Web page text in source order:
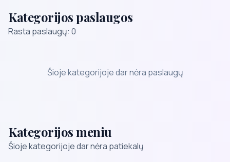
Kategorijos paslaugos
Rasta paslaugų: 0
Šioje kategorijoje dar nėra paslaugų
Kategorijos meniu
Šioje kategorijoje dar nėra patiekalų